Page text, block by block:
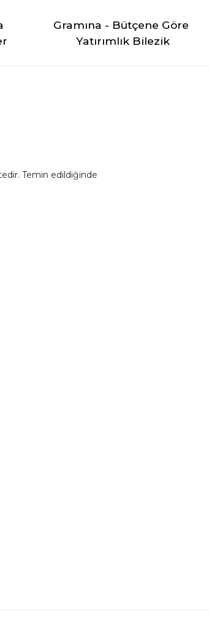
Gramına - Bütçene Göre
Yatırımlık Bilezik
Temin edildiğinde